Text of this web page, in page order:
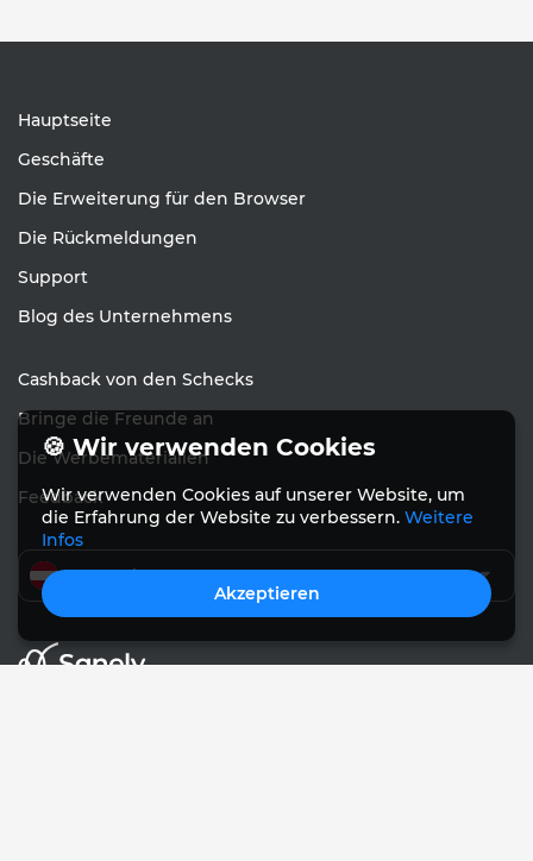
Hauptseite
Geschäfte
Die Erweiterung für den Browser
Die Rückmeldungen
Support
Blog des Unternehmens
Cashback von den Schecks
Bringe die Freunde an
Die Werbematerialien
Feedback
Deutsche
🍪 Wir verwenden Cookies
Wir verwenden Cookies auf unserer Website, um
die Erfahrung der Website zu verbessern. Weitere
Infos
Akzeptieren